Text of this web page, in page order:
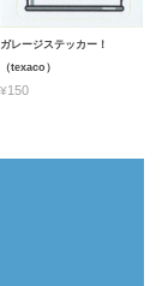
ガレージステッカー！
（texaco）
¥150